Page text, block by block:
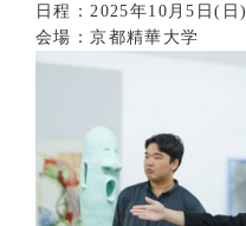
日程：2025年10月5日(日)
会場：京都精華大学